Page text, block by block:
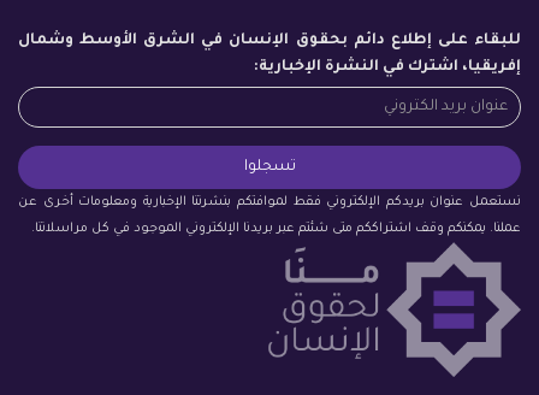
للبقاء على إطلاع دائم بحقوق الإنسان في الشرق الأوسط وشمال
إفريقيا، اشترك في النشرة الإخبارية:
نستعمل عنوان بريدكم الإلكتروني فقط لموافتكم بنشرتنا الإخبارية ومعلومات أخرى عن
عملنا. يمكنكم وقف اشتراككم متى شئتم عبر بريدنا الإلكتروني الموجود في كل مراسلاتنا.